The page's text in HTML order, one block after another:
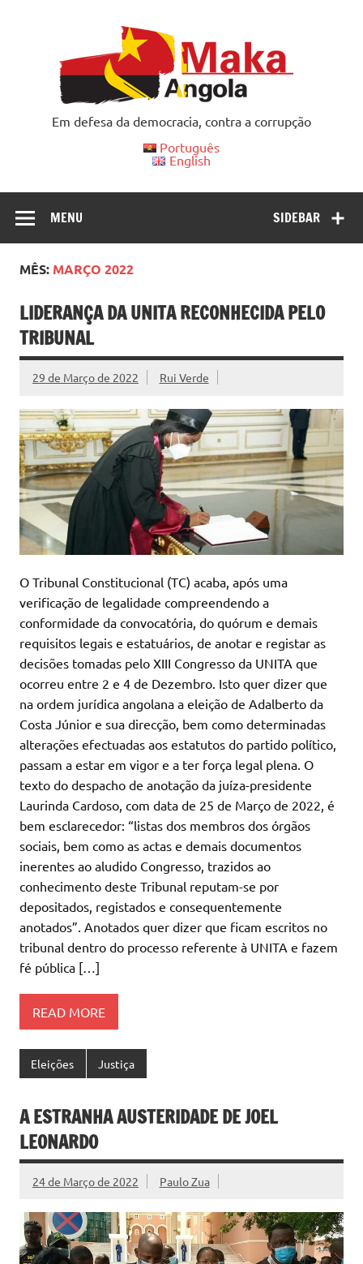
Em defesa da democracia, contra a corrupção
Português
English
SIDEBAR
MENU
MÊS: MARÇO 2022
LIDERANÇA DA UNITA RECONHECIDA PELO
TRIBUNAL
29 de Março de 2022 Rui Verde
O Tribunal Constitucional (TC) acaba, após uma
verificação de legalidade compreendendo a
conformidade da convocatória, do quórum e demais
requisitos legais e estatuários, de anotar e registar as
decisões tomadas pelo XIII Congresso da UNITA que
ocorreu entre 2 e 4 de Dezembro. Isto quer dizer que
na ordem jurídica angolana a eleição de Adalberto da
Costa Júnior e sua direcção, bem como determinadas
alterações efectuadas aos estatutos do partido político,
passam a estar em vigor e a ter força legal plena. O
texto do despacho de anotação da juíza-presidente
Laurinda Cardoso, com data de 25 de Março de 2022, é
bem esclarecedor: “listas dos membros dos órgãos
sociais, bem como as actas e demais documentos
inerentes ao aludido Congresso, trazidos ao
conhecimento deste Tribunal reputam-se por
depositados, registados e consequentemente
anotados”. Anotados quer dizer que ficam escritos no
tribunal dentro do processo referente à UNITA e fazem
fé pública […]
READ MORE
Eleições Justiça
A ESTRANHA AUSTERIDADE DE JOEL
LEONARDO
24 de Março de 2022 Paulo Zua